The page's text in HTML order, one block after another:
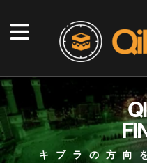
キブラの方向